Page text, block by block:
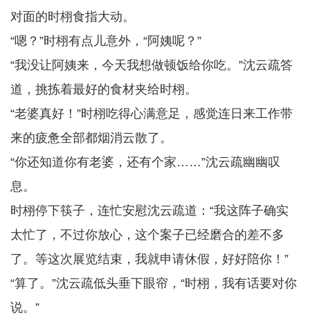
对面的时栩食指大动。
“嗯？”时栩有点儿意外，“阿姨呢？”
“我没让阿姨来，今天我想做顿饭给你吃。”沈云疏答
道，挑拣着最好的食材夹给时栩。
“老婆真好！”时栩吃得心满意足，感觉连日来工作带
来的疲惫全部都烟消云散了。
“你还知道你有老婆，还有个家……”沈云疏幽幽叹
息。
时栩停下筷子，连忙安慰沈云疏道：“我这阵子确实
太忙了，不过你放心，这个案子已经磨合的差不多
了。等这次展览结束，我就申请休假，好好陪你！”
“算了。”沈云疏低头垂下眼帘，“时栩，我有话要对你
说。”